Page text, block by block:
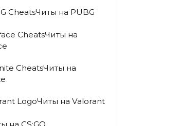
Читы на PUBG
Читы на
Читы на
Читы на Valorant